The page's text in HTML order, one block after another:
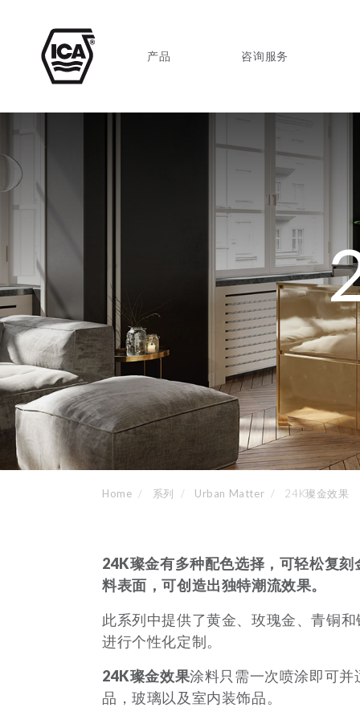
产品 咨询服务
Home 系列 Urban Matter 24K璨金效果
24K璨金有多种配色选择，可轻松复
料表面，可创造出独特潮流效果。
此系列中提供了黄金、玫瑰金、青铜
进行个性化定制。
24K璨金效果涂料只需一次喷涂即可
品，玻璃以及室内装饰品。